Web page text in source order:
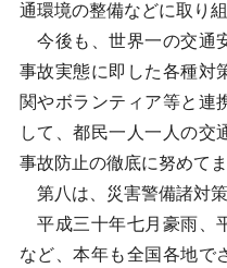
通環境の整備などに取り
今後も、世界一の交通
事故実態に即した各種対
関やボランティア等と連
して、都民一人一人の交
事故防止の徹底に努めてま
第八は、災害警備諸対策
平成三十年七月豪雨、
など、本年も全国各地で